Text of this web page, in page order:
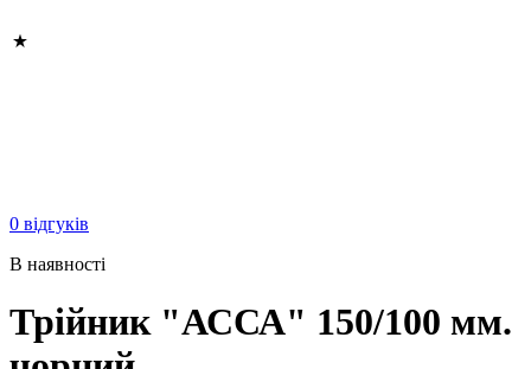
0 відгуків
В наявності
Трійник "АССА" 150/100 мм.